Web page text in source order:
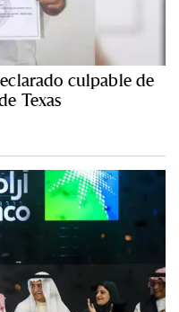
culpable de
Texas